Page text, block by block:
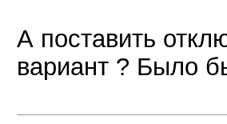
А поставить
вариант ? Было